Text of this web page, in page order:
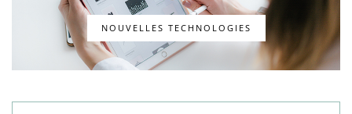
NOUVELLES TECHNOLOGIES